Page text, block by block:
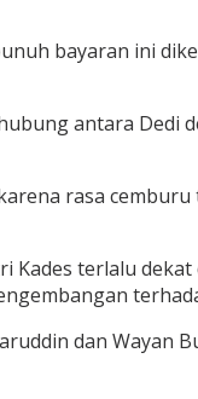
bayaran ini
antara
rasa
terlalu
dan Wayan